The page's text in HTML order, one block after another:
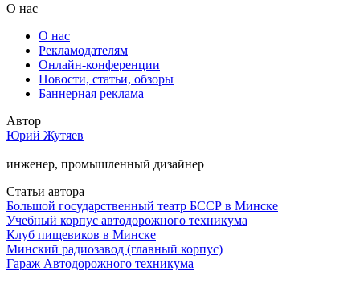
О нас
О нас
Рекламодателям
Онлайн-конференции
Новости, статьи, обзоры
Баннерная реклама
Автор
Юрий Жутяев
инженер, промышленный дизайнер
Статьи автора
Большой государственный театр БССР в Минске
Учебный корпус автодорожного техникума
Клуб пищевиков в Минске
Минский радиозавод (главный корпус)
Гараж Автодорожного техникума